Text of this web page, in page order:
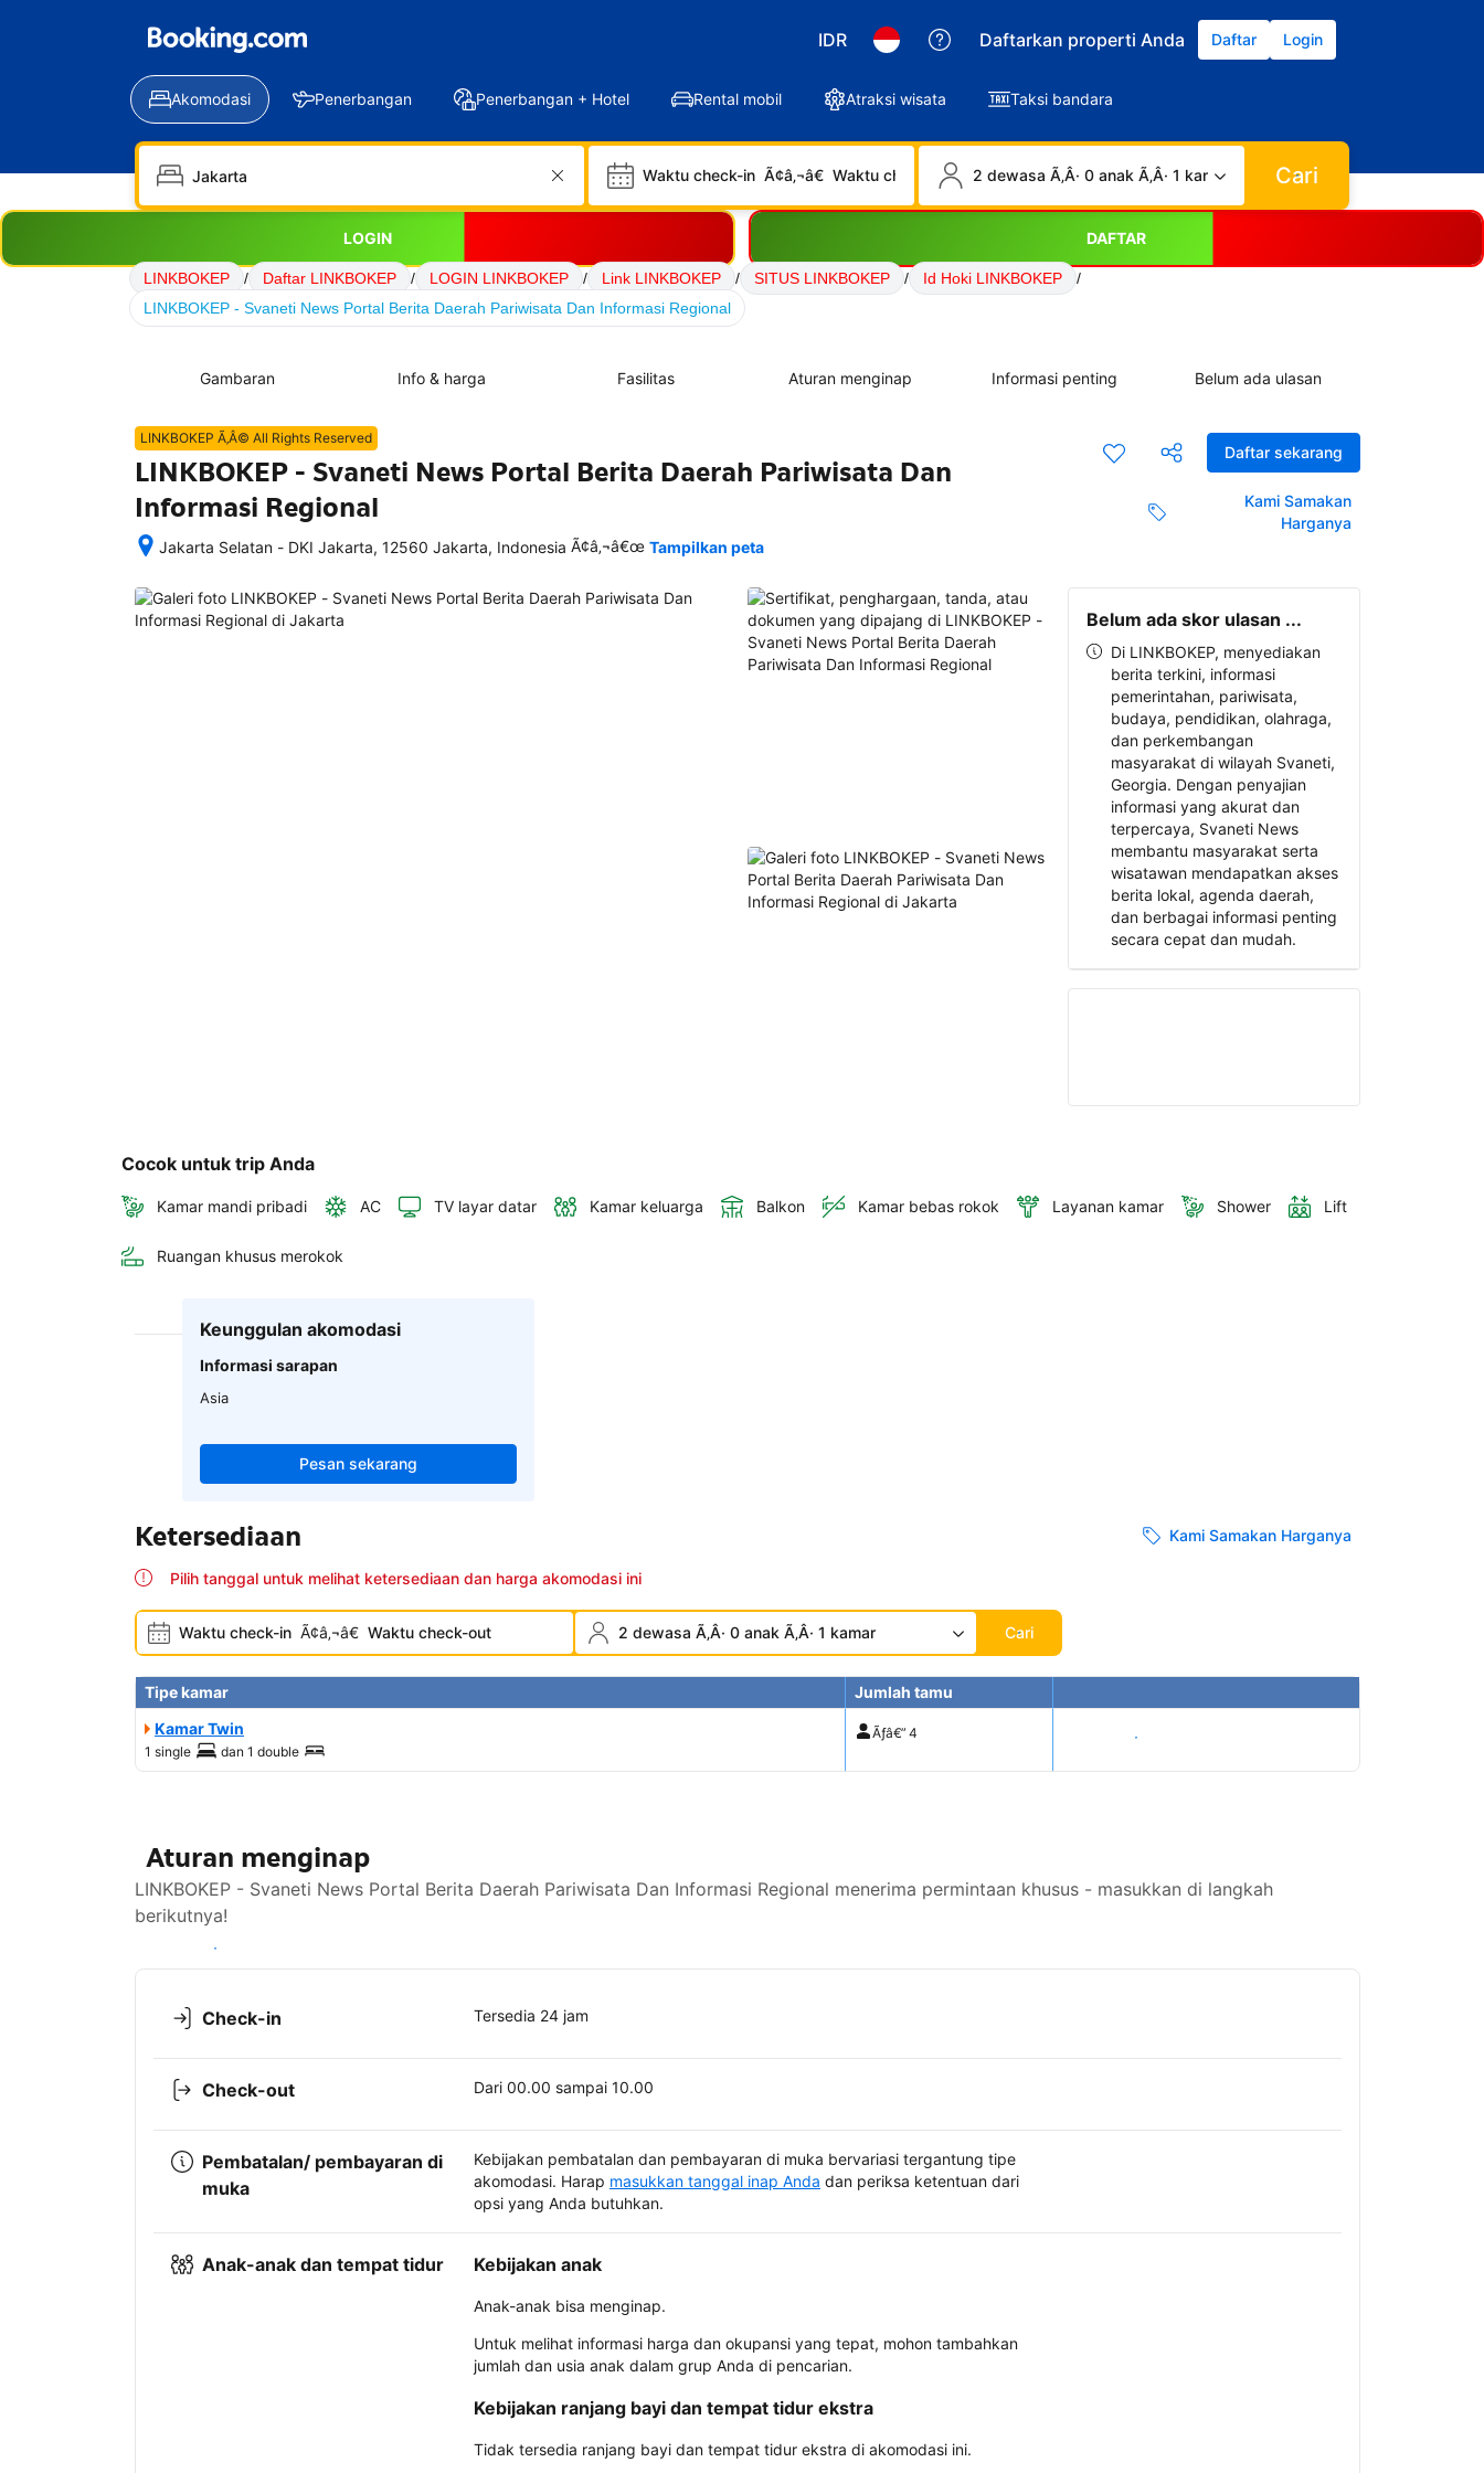
IDR Daftarkan properti Anda Daftar Login
Akomodasi Penerbangan Penerbangan + Hotel Rental mobil Atraksi wisata Taksi bandara
Waktu check-in Ã¢â‚¬â€ Waktu check-out 2 dewasa Ã‚Â· 0 anak Ã‚Â· 1 kamar Cari
LOGIN DAFTAR
LINKBOKEP / Daftar LINKBOKEP / LOGIN LINKBOKEP / Link LINKBOKEP / SITUS LINKBOKEP / Id Hoki LINKBOKEP
/
LINKBOKEP - Svaneti News Portal Berita Daerah Pariwisata Dan Informasi Regional
Gambaran Info & harga Fasilitas Aturan menginap Informasi penting Belum ada ulasan
Daftar sekarang
Kami Samakan
Harganya
LINKBOKEP Ã‚Â© All Rights Reserved
LINKBOKEP - Svaneti News Portal Berita Daerah Pariwisata Dan
Informasi Regional
Jakarta Selatan - DKI Jakarta, 12560 Jakarta, Indonesia
memesan,
semua
Ã¢â‚¬â€œ Tampilkan peta
Belum ada skor ulasan ...
Di LINKBOKEP, menyediakan
berita terkini, informasi
pemerintahan, pariwisata,
budaya, pendidikan, olahraga,
dan perkembangan
masyarakat di wilayah Svaneti,
Georgia. Dengan penyajian
informasi yang akurat dan
terpercaya, Svaneti News
membantu masyarakat serta
wisatawan mendapatkan akses
berita lokal, agenda daerah,
dan berbagai informasi penting
secara cepat dan mudah.
Cocok untuk trip Anda
Kamar mandi pribadi AC TV layar datar Kamar keluarga Balkon Kamar bebas rokok Layanan kamar Shower Lift
Ruangan khusus merokok
Keunggulan akomodasi
Informasi sarapan
Asia
Pesan sekarang
Ketersediaan Kami Samakan Harganya
Pilih tanggal untuk melihat ketersediaan dan harga akomodasi ini
Waktu check-in Ã¢â‚¬â€ Waktu check-out 2 dewasa Ã‚Â· 0 anak Ã‚Â· 1 kamar Cari
Tipe kamar
Jumlah tamu
Kamar Twin
1 single dan 1 double
Ãƒâ€” 4 Tampilkan harga
Aturan menginap
LINKBOKEP - Svaneti News Portal Berita Daerah Pariwisata Dan Informasi Regional menerima permintaan khusus - masukkan di langkah
berikutnya!
Lihat ketersediaan
Check-in Tersedia 24 jam
Check-out Dari 00.00 sampai 10.00
Pembatalan/ pembayaran di
muka
Kebijakan pembatalan dan pembayaran di muka bervariasi tergantung tipe
akomodasi. Harap masukkan tanggal inap Anda dan periksa ketentuan dari
opsi yang Anda butuhkan.
Anak-anak dan tempat tidur Kebijakan anak
Anak-anak bisa menginap.
Untuk melihat informasi harga dan okupansi yang tepat, mohon tambahkan
jumlah dan usia anak dalam grup Anda di pencarian.
Kebijakan ranjang bayi dan tempat tidur ekstra
Tidak tersedia ranjang bayi dan tempat tidur ekstra di akomodasi ini.